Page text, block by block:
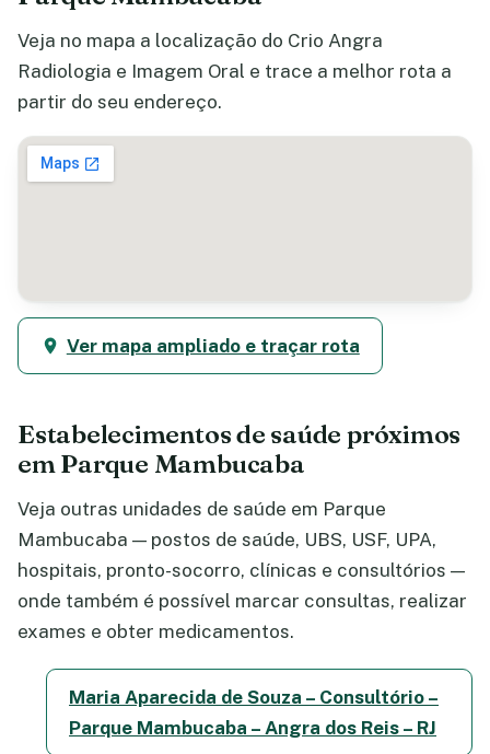
Veja no mapa a localização do Crio Angra
Radiologia e Imagem Oral e trace a melhor rota a
partir do seu endereço.
Ver mapa ampliado e traçar rota
Estabelecimentos de saúde próximos
em Parque Mambucaba
Veja outras unidades de saúde em Parque
Mambucaba — postos de saúde, UBS, USF, UPA,
hospitais, pronto-socorro, clínicas e consultórios —
onde também é possível marcar consultas, realizar
exames e obter medicamentos.
Maria Aparecida de Souza – Consultório –
Parque Mambucaba – Angra dos Reis – RJ